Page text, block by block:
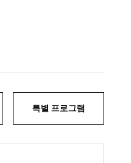
특별 프로그램